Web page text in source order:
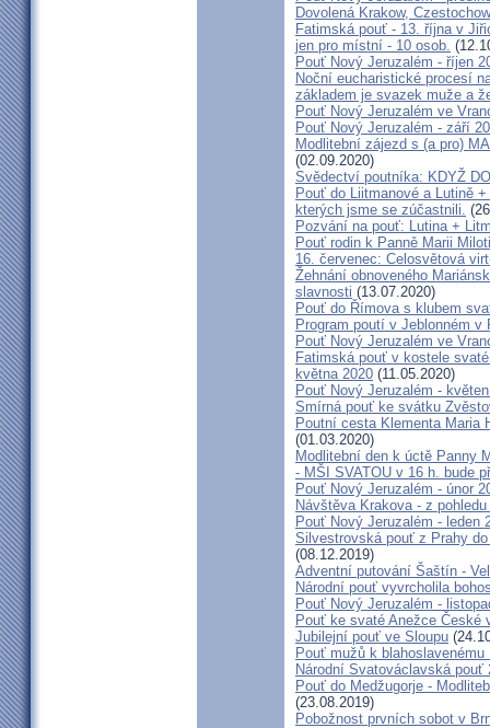
Dovolená Krakow,
Fatimská pouť - 13. října v
jen pro místní - 10 osob.
Pouť Nový Jeruzalém - říjen
Noční eucharistické procesí
základem je svazek muže a
Pouť Nový Jeruzalém ve
Pouť Nový Jeruzalém - září
Modlitební zájezd s (a pro)
(02.09.2020)
Svědectví poutníka: KDYŽ
Pouť do Liitmanové a Lutině
kterých jsme se zúčastnili.
Pozvání na pouť: Lutina +
Pouť rodin k Panně Marii
16. červenec: Celosvětová
Žehnání obnoveného
slavnosti (13.07.2020)
Pouť do Římova s klubem
Program poutí v Jeblonném v
Pouť Nový Jeruzalém ve
Fatimská pouť v kostele
května 2020 (11.05.2020)
Pouť Nový Jeruzalém -
Smírná pouť ke svátku
Poutní cesta Klementa Maria
(01.03.2020)
Modlitební den k úctě Panny
- MŠI SVATOU v 16 h. bude
Pouť Nový Jeruzalém - únor
Návštěva Krakova - z
Pouť Nový Jeruzalém - leden
Silvestrovská pouť z Prahy
(08.12.2019)
Adventní putování Šaštín -
Národní pouť vyvrcholila
Pouť Nový Jeruzalém -
Pouť ke svaté Anežce České
Jubilejní pouť ve Sloupu
Pouť mužů k
Národní Svatováclavská pouť
Pouť do Medžugorje -
(23.08.2019)
Pobožnost prvních sobot v